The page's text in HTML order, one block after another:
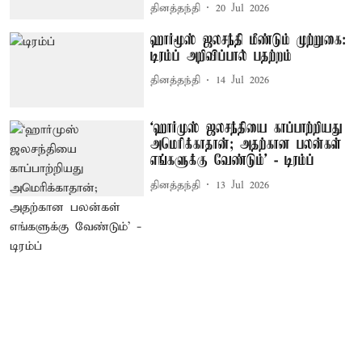
தினத்தந்தி 20 Jul 2026
ஹார்மூஸ் ஜலசந்தி மீண்டும் முற்றுகை:
டிரம்ப் அறிவிப்பால் பதற்றம்
தினத்தந்தி 14 Jul 2026
‘ஹார்முஸ் ஜலசந்தியை காப்பாற்றியது
அமெரிக்காதான்; அதற்கான பலன்கள்
எங்களுக்கு வேண்டும்’ - டிரம்ப்
தினத்தந்தி 13 Jul 2026